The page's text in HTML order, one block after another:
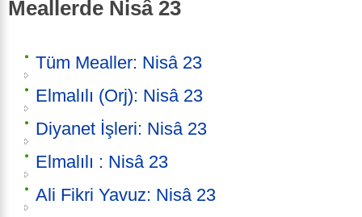
Meallerde Nisâ 23
Tüm Mealler: Nisâ 23
Elmalılı (Orj): Nisâ 23
Diyanet İşleri: Nisâ 23
Elmalılı : Nisâ 23
Ali Fikri Yavuz: Nisâ 23